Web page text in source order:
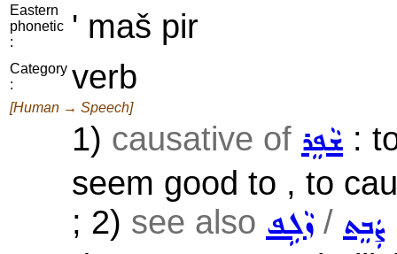
Eastern
phonetic
:
' maš pir
Category
:
verb
[Human → Speech]
1) causative of ܫܵܦܸܪ :
seem good to , to
; 2) see also ܙܵܠܹܦ/ ܨܲܒܸܬ